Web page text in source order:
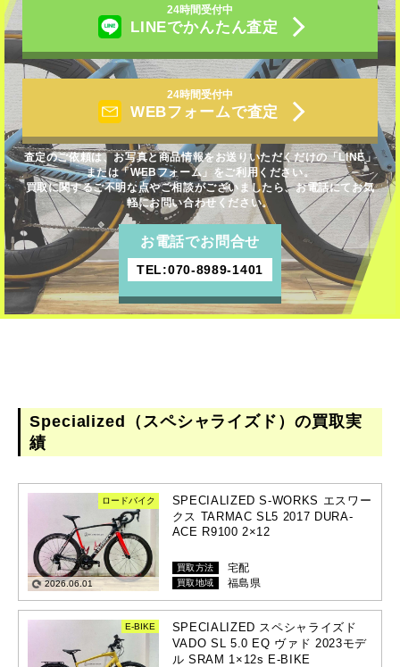
24時間受付中
LINEでかんたん査定
24時間受付中
WEBフォームで査定
査定のご依頼は、お写真と商品情報をお送りいただくだけの「LINE」
または「WEBフォーム」をご利用ください。
買取に関するご不明な点やご相談がございましたら、お電話にてお気
軽にお問い合わせください。
お電話でお問合せ
TEL:070-8989-1401
Specialized（スペシャライズド）の買取実
績
ロードバイク
2026.06.01
SPECIALIZED S-WORKS エスワー
クス TARMAC SL5 2017 DURA-
ACE R9100 2×12
買取方法 宅配
買取地域 福島県
E-BIKE
SPECIALIZED スペシャライズド
VADO SL 5.0 EQ ヴァド 2023モデ
ル SRAM 1×12s E-BIKE